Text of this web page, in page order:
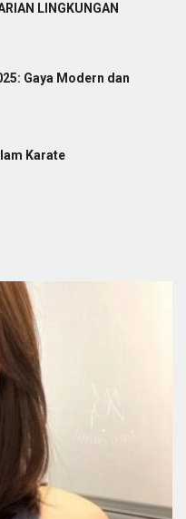
LINGKUNGAN
Gaya Modern dan
Karate